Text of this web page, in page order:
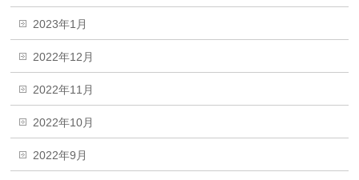
2023年1月
2022年12月
2022年11月
2022年10月
2022年9月